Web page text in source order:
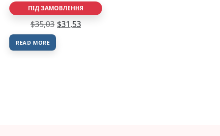
ПІД ЗАМОВЛЕННЯ
$35,03 $31,53
READ MORE